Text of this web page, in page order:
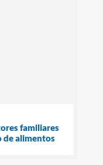
familiares
de alimentos